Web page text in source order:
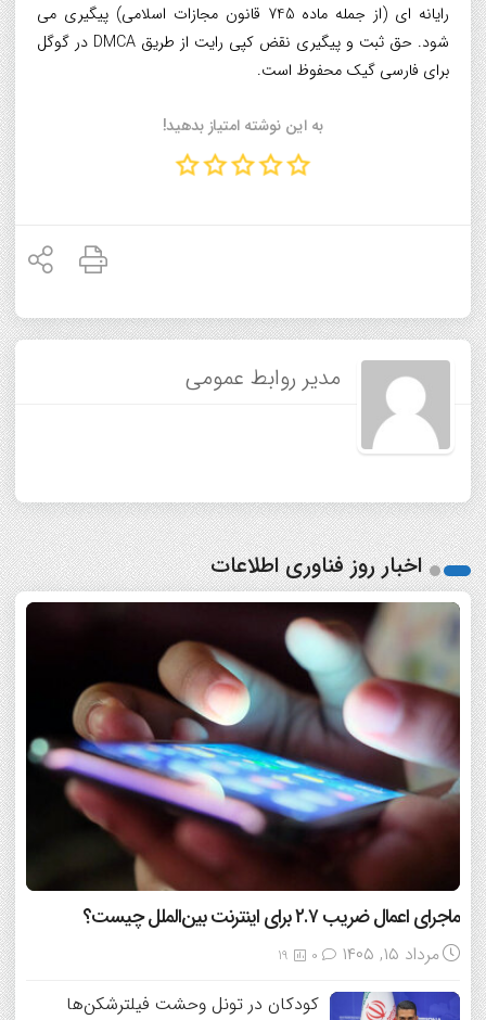
رايانه ای (از جمله ماده 745 قانون مجازات اسلامی) پيگيری می
شود. حق ثبت و پيگيری نقض کپي رايت از طريق DMCA در گوگل
برای فارسی گیک محفوظ است.
به این نوشته امتیاز بدهید!
مدیر روابط عمومی
اخبار روز فناوری اطلاعات
ماجرای اعمال ضریب ۲.۷ برای اینترنت بین‌الملل چیست؟
مرداد ۱۵, ۱۴۰۵ 19
کودکان در تونل وحشت فیلترشکن‌ها